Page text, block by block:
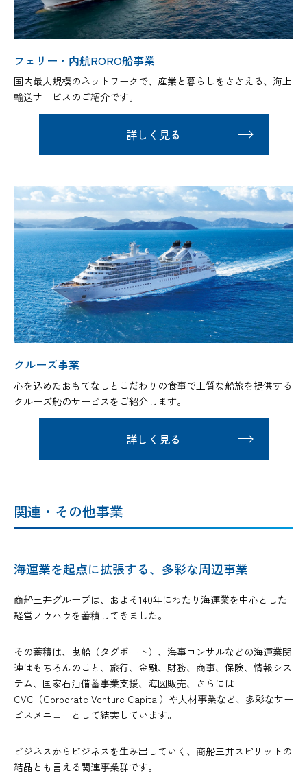
フェリー・内航RORO船事業
国内最大規模のネットワークで、産業と暮らしをささえる、海上
輸送サービスのご紹介です。
詳しく見る
クルーズ事業
心を込めたおもてなしとこだわりの食事で上質な船旅を提供する
クルーズ船のサービスをご紹介します。
詳しく見る
関連・その他事業
海運業を起点に拡張する、多彩な周辺事業
商船三井グループは、およそ140年にわたり海運業を中心とした
経営ノウハウを蓄積してきました。
その蓄積は、曳船（タグボート）、海事コンサルなどの海運業関
連はもちろんのこと、旅行、金融、財務、商事、保険、情報シス
テム、国家石油備蓄事業支援、海図販売、さらには
CVC（Corporate Venture Capital）や人材事業など、多彩なサー
ビスメニューとして結実しています。
ビジネスからビジネスを生み出していく、商船三井スピリットの
結晶とも言える関連事業群です。